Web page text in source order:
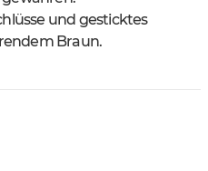
und gesticktes
Braun.